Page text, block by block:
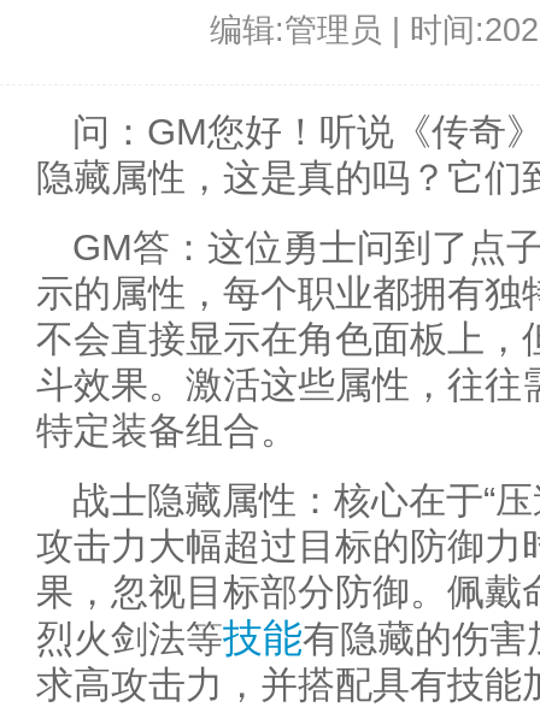
编辑:管理员 | 时间
问：GM您好！听说《传奇
隐藏属性，这是真的吗？它们
GM答：这位勇士问到了点
示的属性，每个职业都拥有独
不会直接显示在角色面板上，
斗效果。激活这些属性，往往
特定装备组合。
战士隐藏属性：核心在于“
攻击力大幅超过目标的防御力
果，忽视目标部分防御。佩戴
烈火剑法等技能有隐藏的伤害
求高攻击力，并搭配具有技能